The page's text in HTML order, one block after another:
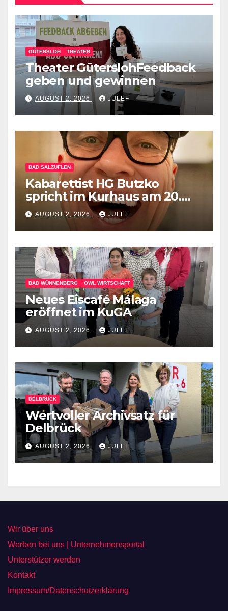
GÜTERSLOH THEATER
Theater GüterslohFeedback
geben und gewinnen
AUGUST 2, 2026 JULEF
BAD SALZUFLEN
Kabarettist HG Butzko
spricht im Kurhaus am 20.
September Klartext –
menschlich anstatt mit KI
AUGUST 2, 2026 JULEF
BAD WÜNNENBERG OWL WIRTSCHAFT
Neues Eiscafé Málaga
eröffnet im KuGA
AUGUST 2, 2026 JULEF
DELBRÜCK
Wertvoller Archivsatz für
Delbrück
AUGUST 2, 2026 JULEF
Wir über uns
Werben bei uns | Unternehmensportal
Unterstützer werden
Kontakt
Impressum/Datenschutzerklärung